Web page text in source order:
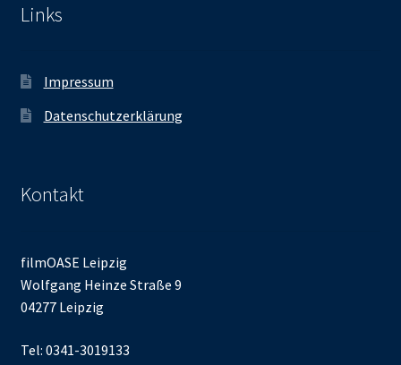
Links
Impressum
Datenschutzerklärung
Kontakt
filmOASE Leipzig
Wolfgang Heinze Straße 9
04277 Leipzig
Tel: 0341-3019133